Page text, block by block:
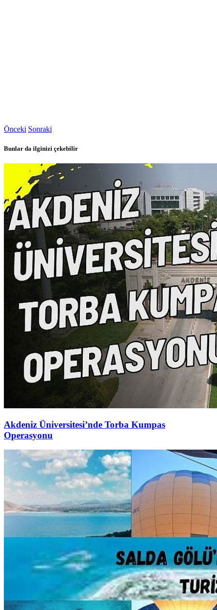
Önceki Sonraki
Bunlar da ilginizi çekebilir
Akdeniz Üniversitesi’nde Torba Kumpas
Operasyonu